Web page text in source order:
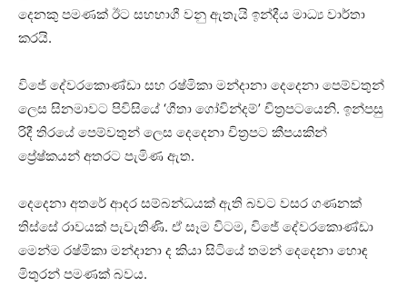
දෙනකු පමණක් ඊට සහභාගී වනු ඇතැයි ඉන්දීය මාධ්‍ය වාර්තා
කරයි.
විජේ දේවරකොණ්ඩා සහ රෂ්මිකා මන්දානා දෙදෙනා පෙම්වතුන්
ලෙස සිනමාවට පිවිසියේ ‘ගීතා ගෝවින්දම්’ චිත්‍රපටයෙනි. ඉන්පසු
රිදී තිරයේ පෙම්වතුන් ලෙස දෙදෙනා චිත්‍රපට කීපයකින්
ප්‍රේෂ්කයන් අතරට පැමිණ ඇත.
දෙදෙනා අතරේ ආදර සම්බන්ධයක් ඇති බවට වසර ගණනක්
තිස්සේ රාවයක් පැවැතිණි. ඒ සෑම විටම, විජේ දේවරකොණ්ඩා
මෙන්ම රෂ්මිකා මන්දානා ද කියා සිටියේ තමන් දෙදෙනා හොඳ
මිතුරන් පමණක් බවය.